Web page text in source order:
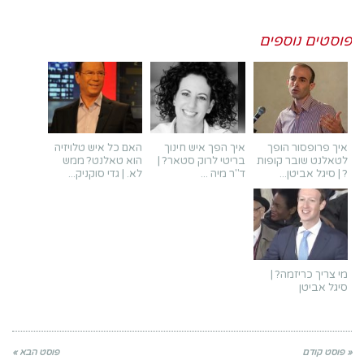
פוסטים נוספים
איך פרופסור הופך
לטאלנט שובר קופות
? | סיגל אביטן...
איך הפך איש חינוך
בריטי לרוק סטאר? |
ד"ר מיה ...
האם כל איש טלויזיה
הוא טאלנט? ממש
לא. | גדי סוקניק...
מי צריך כריזמה? |
סיגל אביטן
« פוסט קודם פוסט הבא »